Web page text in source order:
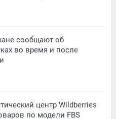
сообщают об
во время и после
центр Wildberries
по модели FBS